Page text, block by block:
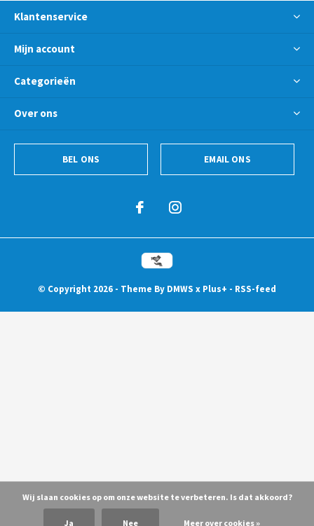
Klantenservice
Mijn account
Categorieën
Over ons
BEL ONS EMAIL ONS
© Copyright 2026 - Theme By DMWS x Plus+ - RSS-feed
Wij slaan cookies op om onze website te verbeteren. Is dat akkoord?
Ja Nee Meer over cookies »